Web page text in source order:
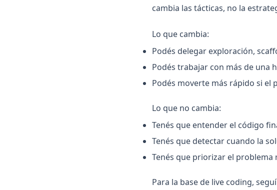
cambia las tácticas, no la
Lo que cambia:
Podés delegar exploración,
Podés trabajar con más de una
Podés moverte más rápido si el
Lo que no cambia:
Tenés que entender el código
Tenés que detectar cuando la
Tenés que priorizar el
Para la base de live coding,